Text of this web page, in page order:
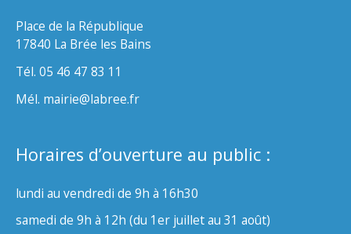
Place de la République
17840 La Brée les Bains
Tél. 05 46 47 83 11
Mél. mairie@labree.fr
Horaires d’ouverture au public :
lundi au vendredi de 9h à 16h30
samedi de 9h à 12h (du 1er juillet au 31 août)